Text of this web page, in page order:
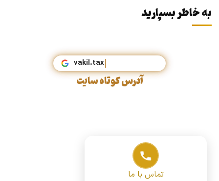
به خاطر بسپارید
vakil
آدرس کوتاه سایت
تماس با ما